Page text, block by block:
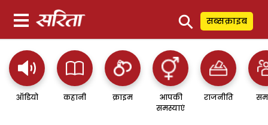
⚲ सब्सक्राइब
ऑडियो कहानी क्राइम
आपकी
समस्याएं
राजनीति